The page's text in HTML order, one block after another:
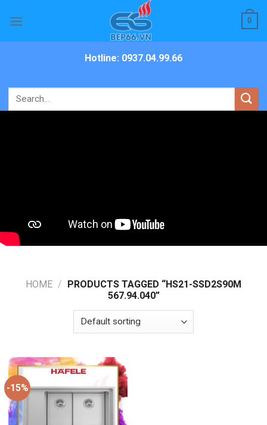
0
Hotline: 0937.04.99.66
Search
for:
HOME / PRODUCTS TAGGED “HS21-SSD2S90M
567.94.040”
-15%